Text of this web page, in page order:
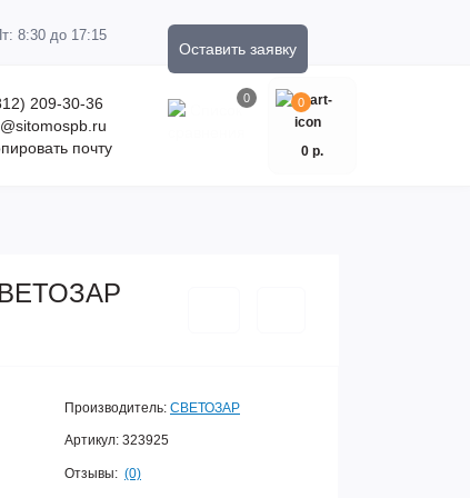
8:30 до 17:15
Оставить заявку
209-30-36
почту
0 0
0 р.
Производитель: СВЕТОЗАР
Артикул: 323925
Отзывы: (0)